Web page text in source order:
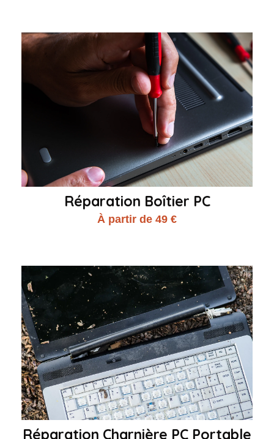
Réparation Boîtier PC
À partir de 49 €
Réparation Charnière PC Portable